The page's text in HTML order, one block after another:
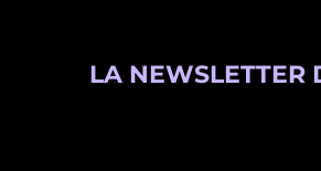
LA NEWSLETTER